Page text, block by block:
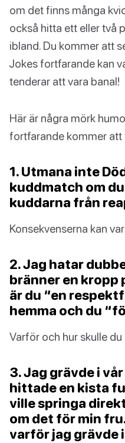
om det finns många
också hitta ett eller två
ibland. Du kommer att
Jokes fortfarande kan
tenderar att vara banal!
Här är några mörk
fortfarande kommer att
1. Utmana inte
kuddmatch om
kuddarna från
Konsekvenserna kan
2. Jag hatar
bränner en kropp
är du “en
hemma och du
Varför och hur skulle
3. Jag grävde i
hittade en kista
ville springa
om det för min
varför jag grävde